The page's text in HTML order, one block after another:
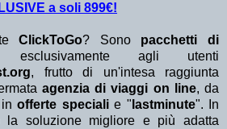
a soli 899€!
ClickToGo? Sono pacchetti di
agli utenti
, frutto di un'intesa raggiunta
agenzia di viaggi on line, da
offerte specialie " lastminute". In
la soluzione migliore e più adatta